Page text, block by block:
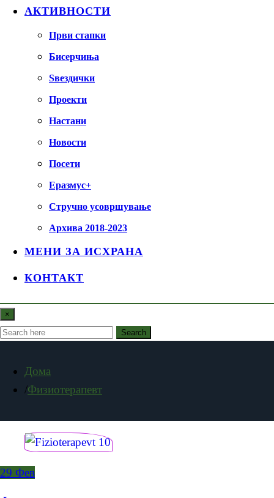
АКТИВНОСТИ
Први стапки
Бисерчиња
Ѕвездички
Проекти
Настани
Новости
Посети
Еразмус+
Стручно усовршување
Архива 2018-2023
МЕНИ ЗА ИСХРАНА
КОНТАКТ
×
Search
Дома
Физиотерапевт
29 Фев